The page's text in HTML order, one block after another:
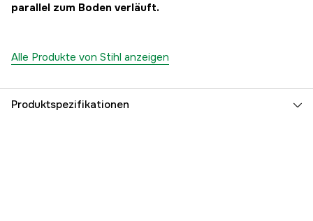
parallel zum Boden verläuft.
Alle Produkte von Stihl anzeigen
Produktspezifikationen